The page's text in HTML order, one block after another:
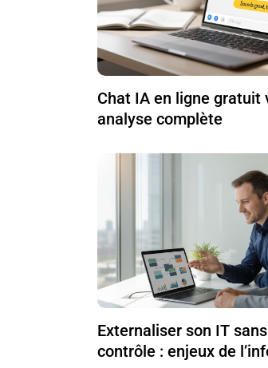
Chat IA en ligne gratuit
analyse complète
Externaliser son IT
contrôle : enjeux de